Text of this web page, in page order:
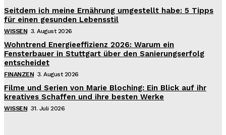
Seitdem ich meine Ernährung umgestellt habe: 5 Tipps
für einen gesunden Lebensstil
WISSEN 3. August 2026
Wohntrend Energieeffizienz 2026: Warum ein
Fensterbauer in Stuttgart über den Sanierungserfolg
entscheidet
FINANZEN 3. August 2026
Filme und Serien von Marie Bloching: Ein Blick auf ihr
kreatives Schaffen und ihre besten Werke
WISSEN 31. Juli 2026